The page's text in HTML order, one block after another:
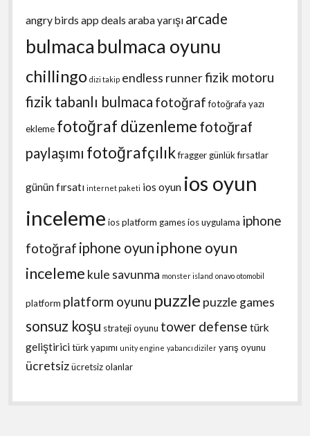
angry birds app deals araba yarışı arcade
bulmaca bulmaca oyunu
chillingo dizi takip endless runnerfizik motoru
fizik tabanlı bulmaca fotoğraf fotoğrafa yazı
ekleme fotoğraf düzenleme fotoğraf
paylaşımı fotoğrafçılıkfraggergünlük fırsatlar
günün fırsatı internet paketi ios oyun ios oyun
inceleme ios platform gamesios uygulama iphone
fotoğraf iphone oyun iphone oyun
inceleme kule savunma monster island onavo otomobil
platform platform oyunu puzzle puzzle games
sonsuz koşu strateji oyunu tower defense türk
geliştiricitürk yapımı unity engine yabancı diziler yarış oyunu
ücretsizücretsiz olanlar